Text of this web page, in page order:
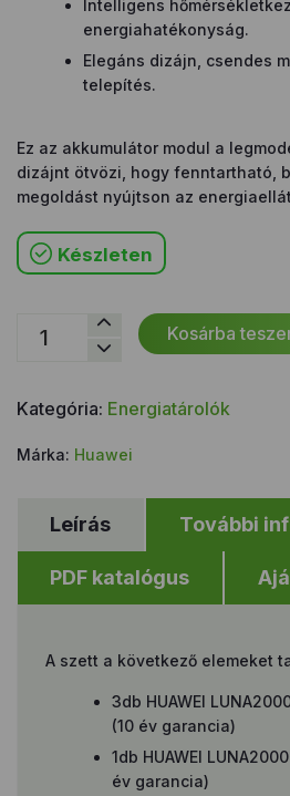
Intelligens
energiahatékonyság.
Elegáns dizájn, csendes
telepítés.
Ez az akkumulátor modul a
dizájnt ötvözi, hogy fenntartható,
megoldást nyújtson az
Készleten
Huawei
LUNA2000
kWh
energiatároló
szett
Kosárba
Kategória: Energiatárolók
Márka: Huawei
Leírás További
PDF katalógus
A szett a következő elemeket
3db HUAWEI
(10 év garancia)
1db HUAWEI
év garancia)